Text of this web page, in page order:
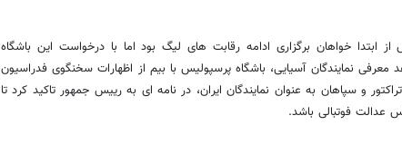
از ابتدا خواهان برگزاری ادامه رقابت های لیگ بود اما با درخواست این باشگاه
معرفی نمایندگان آسیایی، باشگاه پرسپولیس با بیم از اظهارات سخنگوی فدراسیون
و سپاهان به عنوان نمایندگان ایران، در نامه ای به رییس جمهور تاکید کرد تا
عدالت فوتبالی باشد.